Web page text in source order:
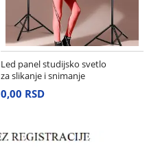
Led panel studijsko svetlo
za slikanje i snimanje
0,00 RSD